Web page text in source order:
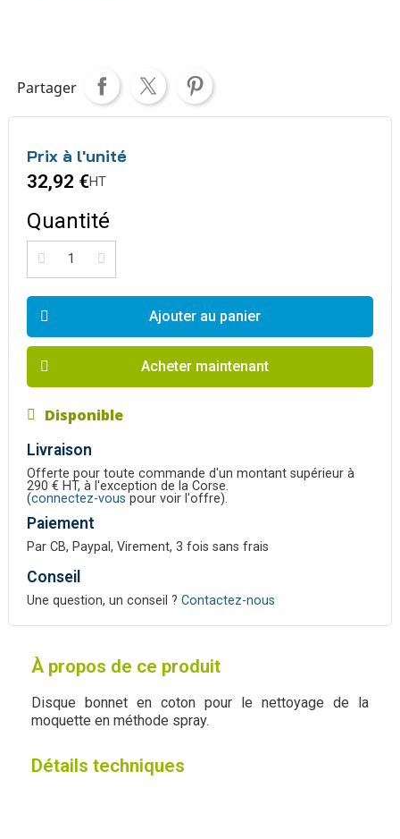
Partager
Prix à l'unité
32,92 €HT
Quantité
Ajouter au panier
Acheter maintenant
Disponible
Livraison
Offerte pour toute commande d'un montant supérieur à
290 € HT, à l'exception de la Corse.
(connectez-vous pour voir l'offre).
Paiement
Par CB, Paypal, Virement, 3 fois sans frais
Conseil
Une question, un conseil ? Contactez-nous
À propos de ce produit
Disque bonnet en coton pour le nettoyage de la
moquette en méthode spray.
Détails techniques